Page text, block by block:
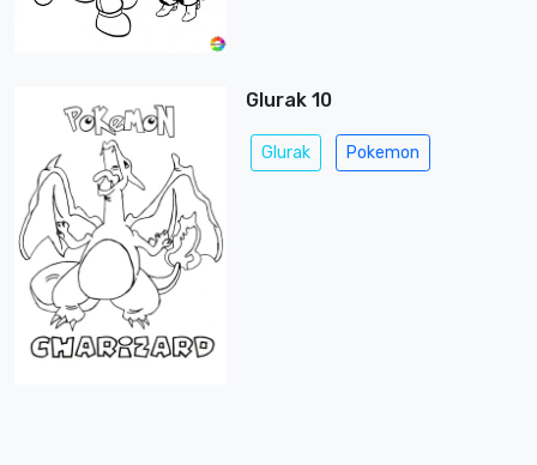
Glurak 10
Glurak Pokemon